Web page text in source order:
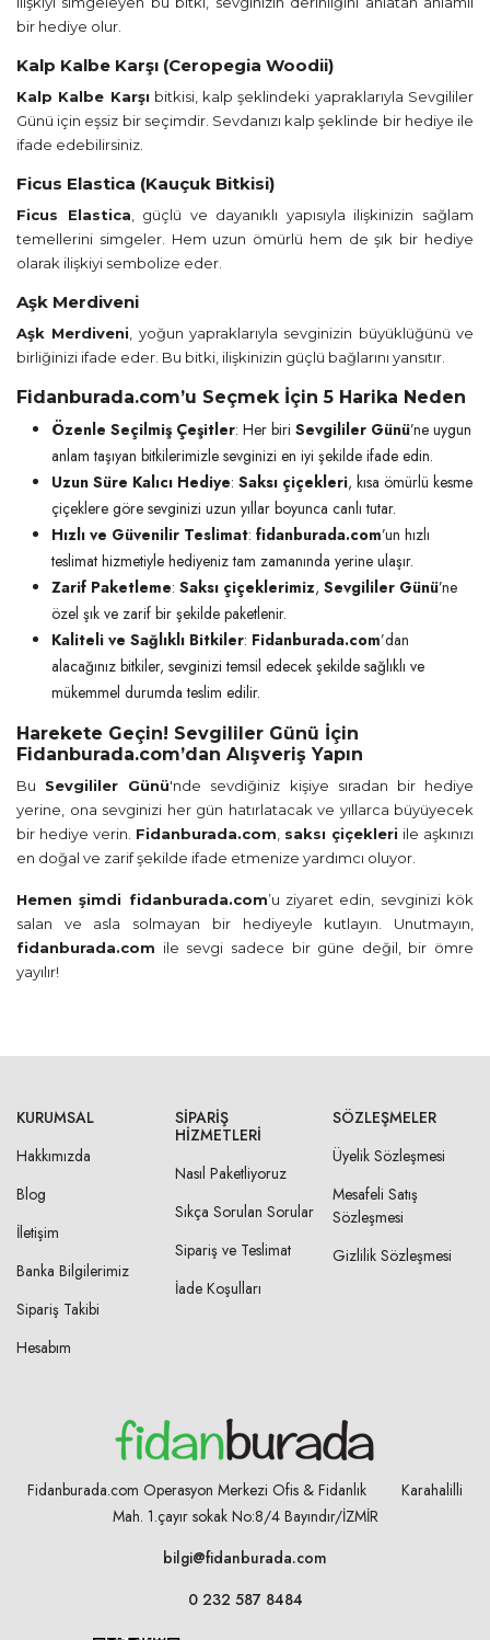
bir hediye olur.
Kalp Kalbe Karşı (Ceropegia Woodii)
Kalp Kalbe Karşı bitkisi, kalp şeklindeki yapraklarıyla Sevgililer
Günü için eşsiz bir seçimdir. Sevdanızı kalp şeklinde bir hediye ile
ifade edebilirsiniz.
Ficus Elastica (Kauçuk Bitkisi)
Ficus Elastica , güçlü ve dayanıklı yapısıyla ilişkinizin sağlam
temellerini simgeler. Hem uzun ömürlü hem de şık bir hediye
olarak ilişkiyi sembolize eder.
Aşk Merdiveni
Aşk Merdiveni , yoğun yapraklarıyla sevginizin büyüklüğünü ve
birliğinizi ifade eder. Bu bitki, ilişkinizin güçlü bağlarını yansıtır.
Fidanburada.com’u Seçmek İçin 5 Harika Neden
Özenle Seçilmiş Çeşitler: Her biri Sevgililer Günü’ne uygun
anlam taşıyan bitkilerimizle sevginizi en iyi şekilde ifade edin.
Uzun Süre Kalıcı Hediye: Saksı çiçekleri, kısa ömürlü kesme
çiçeklere göre sevginizi uzun yıllar boyunca canlı tutar.
Hızlı ve Güvenilir Teslimat: fidanburada.com’un hızlı
teslimat hizmetiyle hediyeniz tam zamanında yerine ulaşır.
Zarif Paketleme: Saksı çiçeklerimiz, Sevgililer Günü’ne
özel şık ve zarif bir şekilde paketlenir.
Kaliteli ve Sağlıklı Bitkiler: Fidanburada.com’dan
alacağınız bitkiler, sevginizi temsil edecek şekilde sağlıklı ve
mükemmel durumda teslim edilir.
Harekete Geçin! Sevgililer Günü İçin
Fidanburada.com’dan Alışveriş Yapın
Bu Sevgililer Günü'nde sevdiğiniz kişiye sıradan bir hediye
yerine, ona sevginizi her gün hatırlatacak ve yıllarca büyüyecek
bir hediye verin. Fidanburada.com saksı çiçekleri ile aşkınızı
en doğal ve zarif şekilde ifade etmenize yardımcı oluyor.
Hemen şimdi fidanburada.com’u ziyaret edin, sevginizi kök
salan ve asla solmayan bir hediyeyle kutlayın. Unutmayın,
fidanburada.com ile sevgi sadece bir güne değil, bir ömre
yayılır!
KURUMSAL
Hakkımızda
Blog
İletişim
Banka Bilgilerimiz
Sipariş Takibi
Hesabım
SIPARIŞ
HIZMETLERI
Nasıl Paketliyoruz
Sıkça Sorulan Sorular
Sipariş ve Teslimat
İade Koşulları
SÖZLEŞMELER
Üyelik Sözleşmesi
Mesafeli Satış
Sözleşmesi
Gizlilik Sözleşmesi
Fidanburada.com Operasyon Merkezi Ofis & Fidanlık Karahalilli
Mah. 1.çayır sokak No:8/4 Bayındır/İZMİR
bilgi@fidanburada.com
0 232 587 8484